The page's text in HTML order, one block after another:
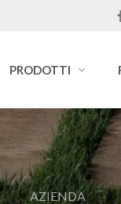
PRODOTTI
AZIENDA